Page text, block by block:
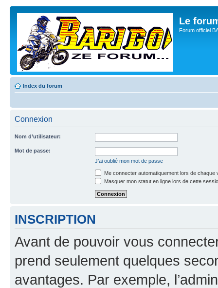
Le
Forum officiel
Index du forum
Connexion
Nom d’utilisateur:
Mot de passe:
J’ai oublié mon mot de passe
Me connecter automatiquement lors de chaque
Masquer mon statut en ligne lors de cette
INSCRIPTION
Avant de pouvoir vous
prend seulement quelques
avantages. Par exemple,